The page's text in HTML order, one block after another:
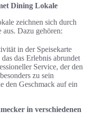
Dining Lokale
zeichnen sich durch
Dazu gehören:
in der Speisekarte
das Erlebnis abrundet
Service, der den
zu sein
den Geschmack auf ein
in verschiedenen